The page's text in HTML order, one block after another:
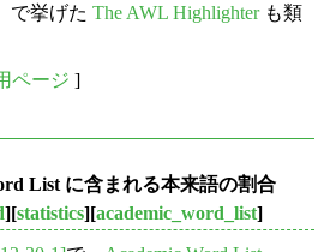
で挙げた The AWL Highlighterも類
ページ ]
List に含まれる本来語の割合
][statistics][academic_word_list]